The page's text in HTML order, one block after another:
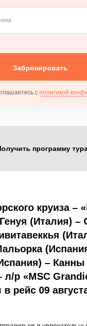
Забронировать
с политикой
программу
круиза –
(Италия) –
– Канны
р «MSC
рейс 09